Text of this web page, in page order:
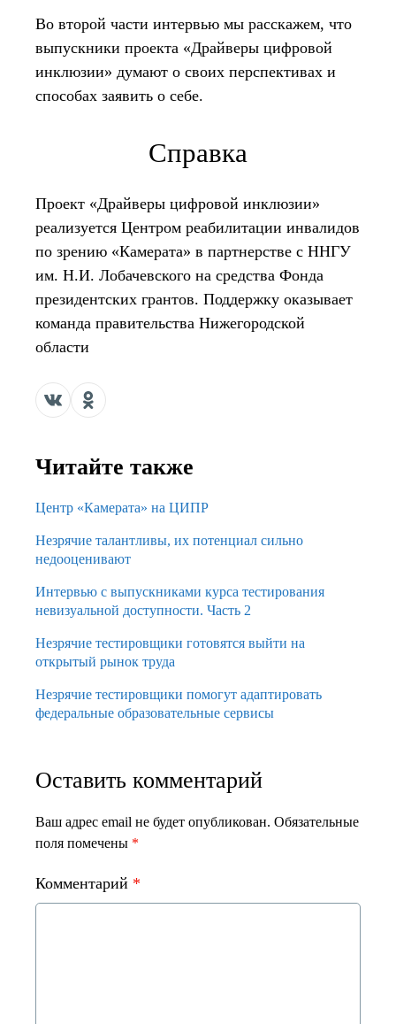
Во второй части интервью мы расскажем, что
выпускники проекта «Драйверы цифровой
инклюзии» думают о своих перспективах и
способах заявить о себе.
Справка
Проект «Драйверы цифровой инклюзии»
реализуется Центром реабилитации инвалидов
по зрению «Камерата» в партнерстве с ННГУ
им. Н.И. Лобачевского на средства Фонда
президентских грантов. Поддержку оказывает
команда правительства Нижегородской
области
Читайте также
Центр «Камерата» на ЦИПР
Незрячие талантливы, их потенциал сильно
недооценивают
Интервью с выпускниками курса тестирования
невизуальной доступности. Часть 2
Незрячие тестировщики готовятся выйти на
открытый рынок труда
Незрячие тестировщики помогут адаптировать
федеральные образовательные сервисы
Оставить комментарий
Ваш адрес email не будет опубликован. Обязательные
поля помечены *
Комментарий *